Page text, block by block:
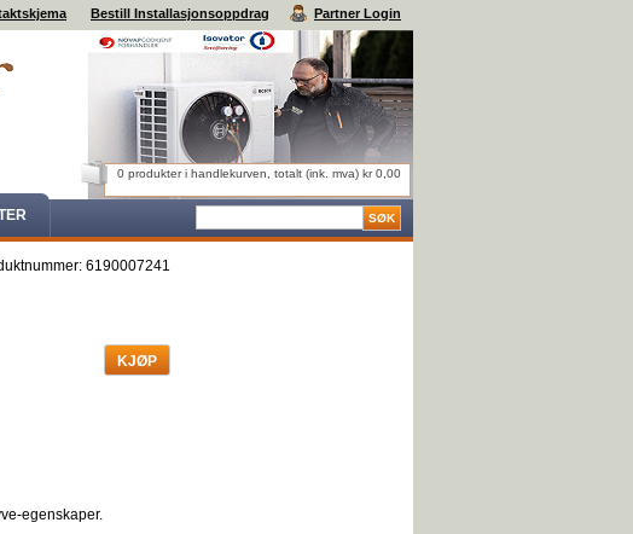
Bestill Installasjonsoppdrag Partner Login
0 produkter i handlekurven, totalt (ink. mva) kr 0,00
6190007241
egenskaper.